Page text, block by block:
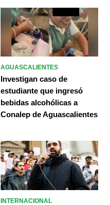
AGUASCALIENTES
Investigan caso de
estudiante que ingresó
bebidas alcohólicas a
Conalep de Aguascalientes
INTERNACIONAL